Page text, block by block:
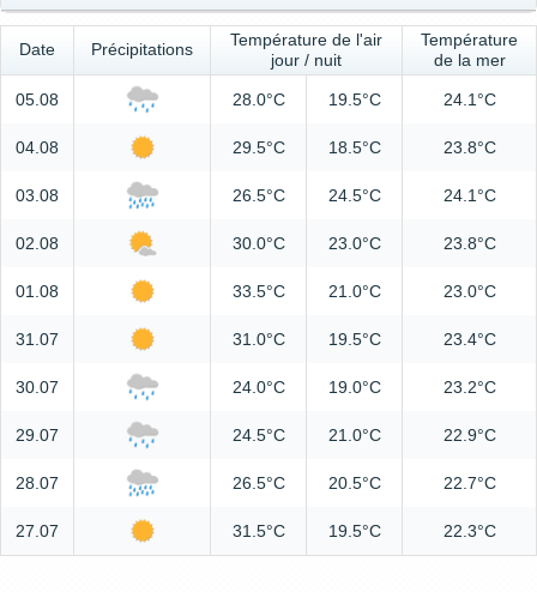
Date Précipitations
Température de l'air
jour / nuit
Température
de la mer
05.08 28.0°C 19.5°C 24.1°C
04.08 29.5°C 18.5°C 23.8°C
03.08 26.5°C 24.5°C 24.1°C
02.08 30.0°C 23.0°C 23.8°C
01.08 33.5°C 21.0°C 23.0°C
31.07 31.0°C 19.5°C 23.4°C
30.07 24.0°C 19.0°C 23.2°C
29.07 24.5°C 21.0°C 22.9°C
28.07 26.5°C 20.5°C 22.7°C
27.07 31.5°C 19.5°C 22.3°C